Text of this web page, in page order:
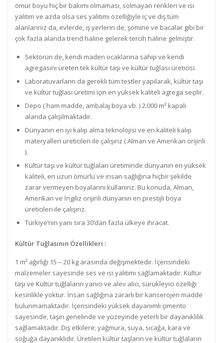
ömür boyu hiç bir bakımı olmaması, solmayan renkleri ve ısı
yalıtım ve azda olsa ses yalıtımı özelliğiyle iç ve dış tüm
alanlarınız da, evlerde, iş yerlerin de, şömine ve bacalar gibi bir
çok fazla alanda trend haline gelerek tercih haline gelmiştir.
Sektörün de, kendi maden ocaklarına sahip ve kendi
agregasını üreten tek kültür taşı ve kültür tuğlası üreticisi.
Laboratuvarların da gerekli tüm testler yapılarak, kültür taşı
ve kültür tuğlası üretimi için en yüksek kaliteli agrega seçilir.
Depo ( ham madde, ambalaj boya vb. ) 2.000 m² kapalı
alanda çalışılmaktadır.
Dünyanın en iyi kalıp alma teknolojisi ve en kaliteli kalıp
materyalleri üreticileri ile çalışırız ( Alman ve Amerikan orijinli
).
Kültür taşı ve kültür tuğlaları üretiminde dünyanın en yüksek
kaliteli, en uzun ömürlü ve insan sağlığına hiçbir şekilde
zarar vermeyen boyalarını kullanırız. Bu konuda, Alman,
Amerikan ve İngiliz orijinli dünyanın en prestijli boya
üreticileri ile çalışırız.
Türkiye’nin yanı sıra 30’dan fazla ülkeye ihracat.
Kültür Tuğlasının Özellikleri :
1 m² ağırlığı 15 – 20 kg arasında değişmektedir. İçerisindeki
malzemeler sayesinde ses ve ısı yalıtımı sağlamaktadır. Kültür
taşı ve Kültür tuğlaların yanıcı ve alev alıcı, sürükleyici özelliği
kesinlikle yoktur. İnsan sağlığına zararlı bir kanserojen madde
bulunmamaktadır. İçerisindeki yüksek dayanımlı çimento
sayesinde, taşın genelinde ve yüzeyinde yeterli bir dayanıklılık
sağlamaktadır. Dış etkilere; yağmura, suya, sıcağa, kara ve
soğuğa dayanıklıdır. Üretilen kültür taşların ve kültür tuğlaların